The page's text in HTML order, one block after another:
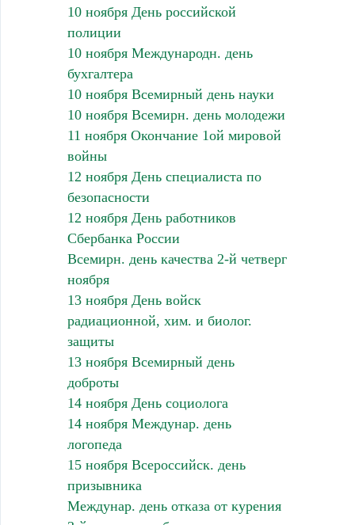
10 ноября День российской
полиции
10 ноября Международн. день
бухгалтера
10 ноября Всемирный день науки
10 ноября Всемирн. день молодежи
11 ноября Окончание 1ой мировой
войны
12 ноября День специалиста по
безопасности
12 ноября День работников
Сбербанка России
Всемирн. день качества 2-й четверг
ноября
13 ноября День войск
радиационной, хим. и биолог.
защиты
13 ноября Всемирный день
доброты
14 ноября День социолога
14 ноября Междунар. день
логопеда
15 ноября Всероссийск. день
призывника
Междунар. день отказа от курения